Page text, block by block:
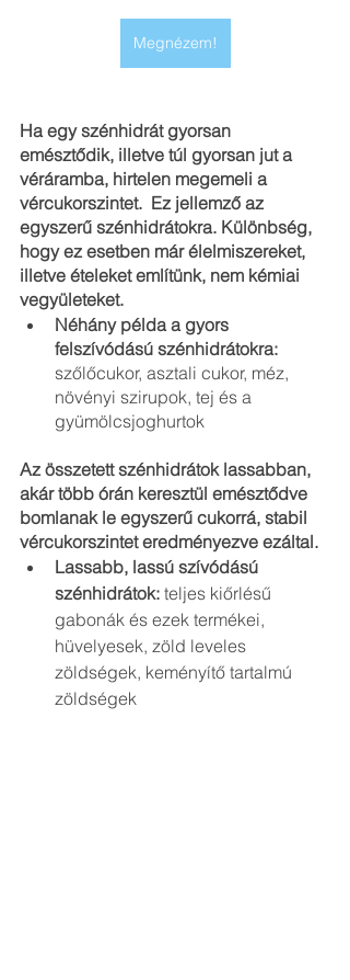
Megnézem!
Ha egy szénhidrát gyorsan
emésztődik, illetve túl gyorsan jut a
véráramba, hirtelen megemeli a
vércukorszintet.  Ez jellemző az
egyszerű szénhidrátokra. Különbség,
hogy ez esetben már élelmiszereket,
illetve ételeket említünk, nem kémiai
vegyületeket.
Néhány példa a gyors
felszívódású szénhidrátokra:
szőlőcukor, asztali cukor, méz,
növényi szirupok, tej és a
gyümölcsjoghurtok
Az összetett szénhidrátok lassabban,
akár több órán keresztül emésztődve
bomlanak le egyszerű cukorrá, stabil
vércukorszintet eredményezve ezáltal.
Lassabb, lassú szívódású
szénhidrátok: teljes kiőrlésű
gabonák és ezek termékei,
hüvelyesek, zöld leveles
zöldségek, keményítő tartalmú
zöldségek